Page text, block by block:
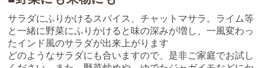
サラダにふりかけるスパイス、チャットマサラ。ライム等
と一緒に野菜にふりかけると味の深みが増し、一風変わっ
たインド風のサラダが出来上がります
どのようなサラダにも合いますので、是非ご家庭でお試し